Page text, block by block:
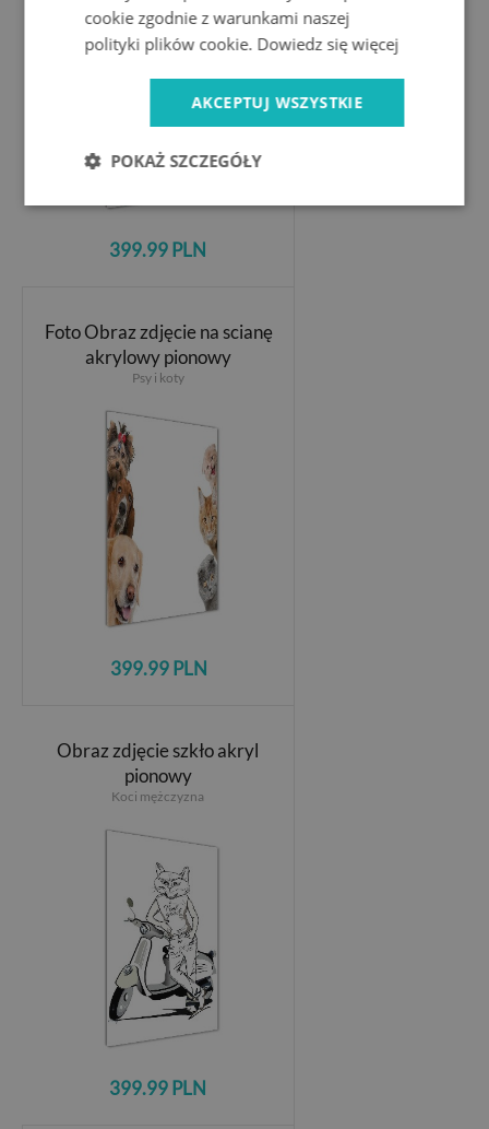
399.99 PLN
Foto Obraz zdjęcie na scianę
akrylowy pionowy
Psy i koty
399.99 PLN
Obraz zdjęcie szkło akryl
pionowy
Koci mężczyzna
399.99 PLN
cookie zgodnie z warunkami naszej
polityki plików cookie. Dowiedz się więcej
AKCEPTUJ WSZYSTKIE
POKAŻ SZCZEGÓŁY